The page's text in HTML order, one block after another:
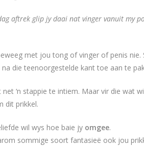
aftrek glip jy daai nat vinger vanuit my
met jou tong of vinger of penis nie.
die teenoorgestelde kant toe aan te
net ‘n stappie te intiem. Maar vir die wat
dit prikkel.
wil wys hoe baie jy omgee.
sommige soort fantasieë ook jou